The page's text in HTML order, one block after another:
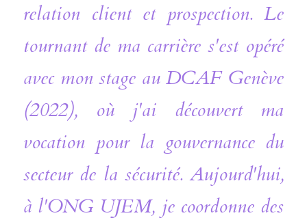
relation client et prospection. Le
tournant de ma carrière s'est opéré
avec mon stage au DCAF Genève
(2022), où j'ai découvert ma
vocation pour la gouvernance du
secteur de la sécurité. Aujourd'hui,
à l'ONG UJEM, je coordonne des